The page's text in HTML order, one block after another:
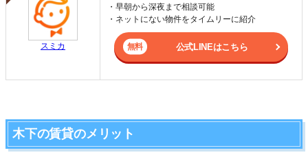
スミカ
・早朝から深夜まで相談可能
・ネットにない物件をタイムリーに紹介
公式LINEはこちら
木下の賃貸のメリット